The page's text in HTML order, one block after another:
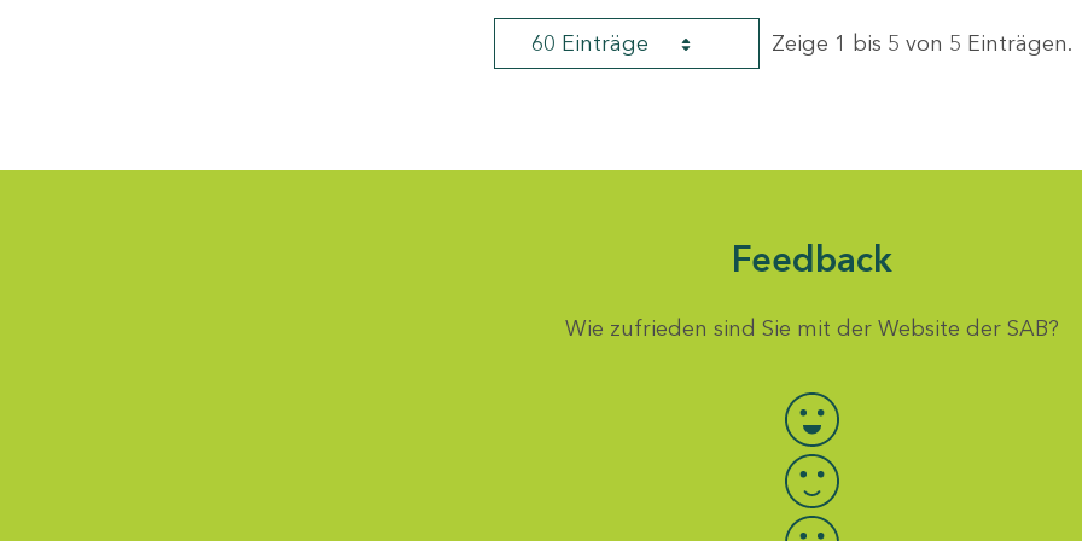
60 Einträge Zeige 1 bis 5 von 5 Einträgen.
Feedback
Wie zufrieden sind Sie mit der Website der SAB?
Bewertung auswählen